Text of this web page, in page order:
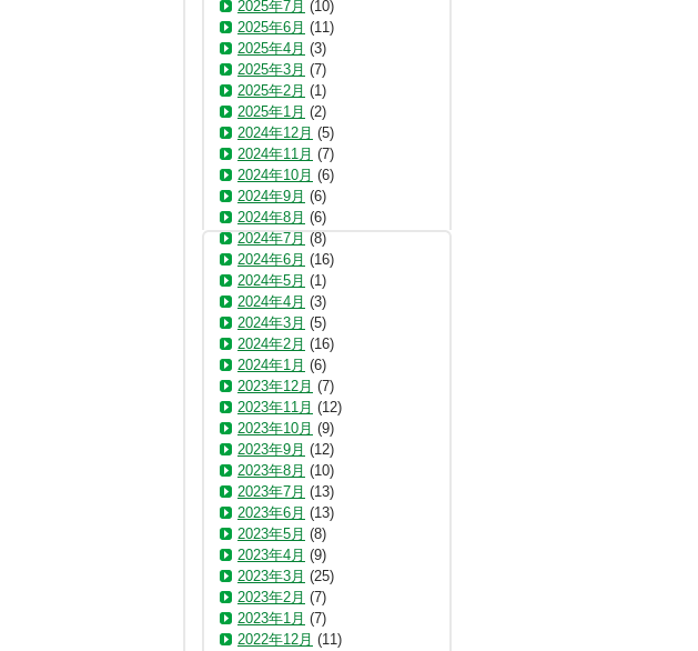
2025年7月 (10)
2025年6月 (11)
2025年4月 (3)
2025年3月 (7)
2025年2月 (1)
2025年1月 (2)
2024年12月 (5)
2024年11月 (7)
2024年10月 (6)
2024年9月 (6)
2024年8月 (6)
2024年7月 (8)
2024年6月 (16)
2024年5月 (1)
2024年4月 (3)
2024年3月 (5)
2024年2月 (16)
2024年1月 (6)
2023年12月 (7)
2023年11月 (12)
2023年10月 (9)
2023年9月 (12)
2023年8月 (10)
2023年7月 (13)
2023年6月 (13)
2023年5月 (8)
2023年4月 (9)
2023年3月 (25)
2023年2月 (7)
2023年1月 (7)
2022年12月 (11)